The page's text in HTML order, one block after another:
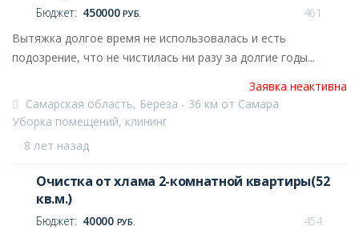
Бюджет: 450000РУБ.
461
Вытяжка долгое время не использовалась и есть
подозрение, что не чистилась ни разу за долгие годы...
Заявка неактивна
8 лет назад
Самарская область, Береза - 36 км от Самара
Уборка помещений, клининг
Очистка от хлама 2-комнатной квартиры(52
кв.м.)
Бюджет: 40000 РУБ.
454